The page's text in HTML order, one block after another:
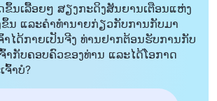
ຂຶ້ນເລື້ອຍໆ ສຽງກະດິງສັນຍານເຕືອນແຫ່ງ
ນ ແລະຄໍາທໍານາຍກ່ຽວກັບການກັບມາ
າໄດ້ກາຍເປັນຈີງ ທ່ານຢາກຕ້ອນຮັບການກັບ
າກັບຄອບຄົວຂອງທ່ານ ແລະໄດ້ໂອກາດ
ຈົ້າບໍ?